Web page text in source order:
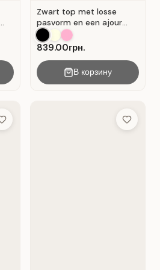
Zwart top met losse
pasvorm en een ajour
kanten inzetstuk.
839.00грн.
В корзину
Add to Wish List Add to